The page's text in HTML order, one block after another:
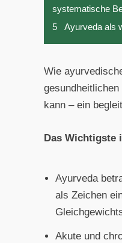
systematische
5
Ayurveda als
Wie
kann – ein
Das Wichtigste
Ayurveda
als Zeichen
Akute und